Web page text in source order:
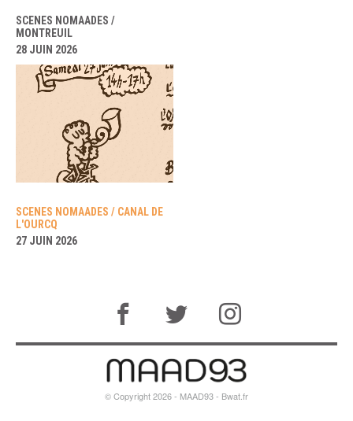
SCENES NOMAADES /
MONTREUIL
28 JUIN 2026
SCENES NOMAADES / CANAL DE
L'OURCQ
27 JUIN 2026
© Copyright 2026 - MAAD93 - Bwat.fr